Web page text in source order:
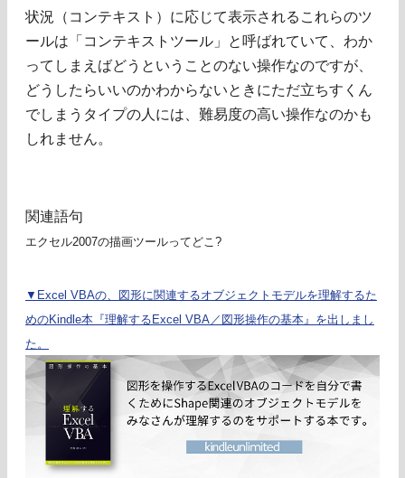
状況（コンテキスト）に応じて表示されるこれらのツ
ールは「コンテキストツール」と呼ばれていて、わか
ってしまえばどうということのない操作なのですが、
どうしたらいいのかわからないときにただ立ちすくん
でしまうタイプの人には、難易度の高い操作なのかも
しれません。
関連語句
エクセル2007の描画ツールってどこ?
▼Excel VBAの、図形に関連するオブジェクトモデルを理解するた
めのKindle本『理解するExcel VBA／図形操作の基本』を出しまし
た。